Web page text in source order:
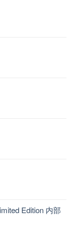
Edition 内部